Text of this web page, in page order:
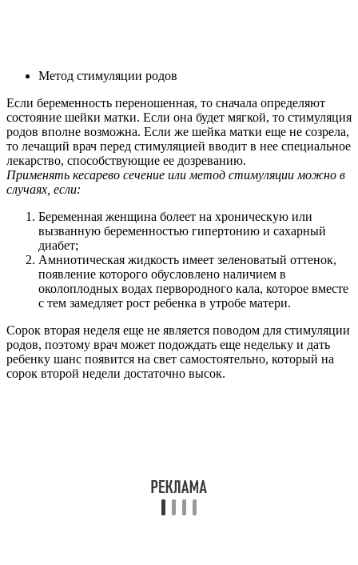
Метод стимуляции родов
Если беременность переношенная, то сначала определяют
состояние шейки матки. Если она будет мягкой, то стимуляция
родов вполне возможна. Если же шейка матки еще не созрела,
то лечащий врач перед стимуляцией вводит в нее специальное
лекарство, способствующие ее дозреванию.
Применять кесарево сечение или метод стимуляции можно в
случаях, если:
Беременная женщина болеет на хроническую или
вызванную беременностью гипертонию и сахарный
диабет;
Амниотическая жидкость имеет зеленоватый оттенок,
появление которого обусловлено наличием в
околоплодных водах первородного кала, которое вместе
с тем замедляет рост ребенка в утробе матери.
Сорок вторая неделя еще не является поводом для стимуляции
родов, поэтому врач может подождать еще недельку и дать
ребенку шанс появится на свет самостоятельно, который на
сорок второй недели достаточно высок.